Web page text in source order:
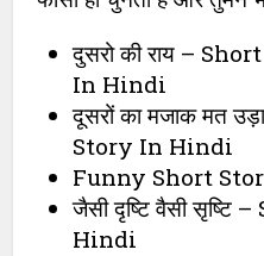
दुसरो की राय –
In Hindi
दूसरों का मजाक मत
Story In Hindi
Funny Short
जैसी दृष्टि वैसी
Hindi